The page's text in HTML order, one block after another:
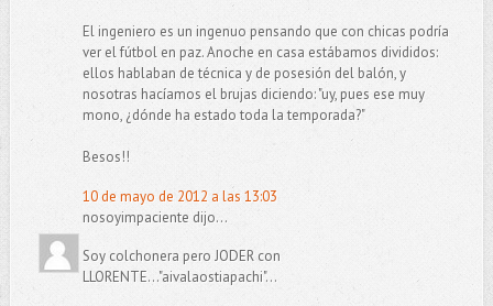
El ingeniero es un ingenuo pensando que con chicas podría
ver el fútbol en paz. Anoche en casa estábamos divididos:
ellos hablaban de técnica y de posesión del balón, y
nosotras hacíamos el brujas diciendo: "uy, pues ese muy
mono, ¿dónde ha estado toda la temporada?"
Besos!!
10 de mayo de 2012 a las 13:03
nosoyimpaciente dijo...
Soy colchonera pero JODER con
LLORENTE..."aivalaostiapachi"...